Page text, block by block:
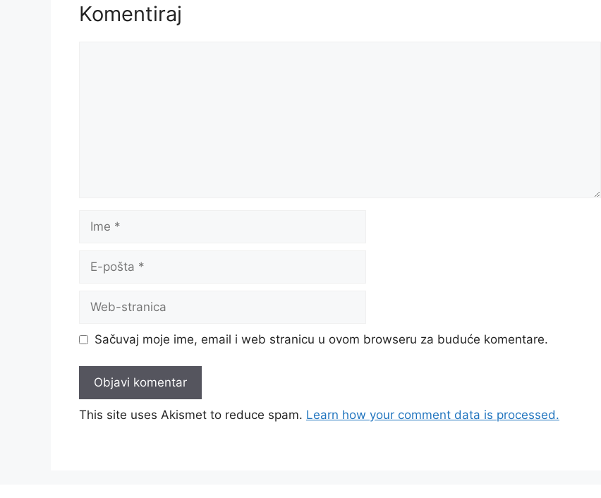
Komentiraj
pošta
stranica
Sačuvaj moje ime, email i web stranicu u ovom browseru za buduće komentare.
This site uses Akismet to reduce spam. Learn how your comment data is processed.